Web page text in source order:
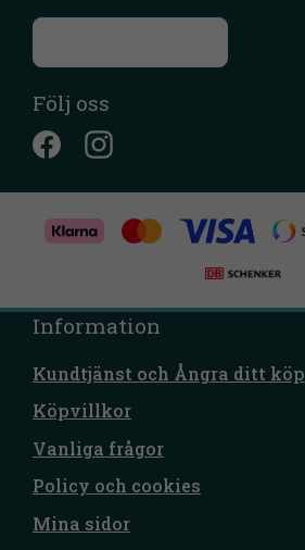
Följ oss
Information
Kundtjänst och Ångra ditt köp
Köpvillkor
Vanliga frågor
Policy och cookies
Mina sidor